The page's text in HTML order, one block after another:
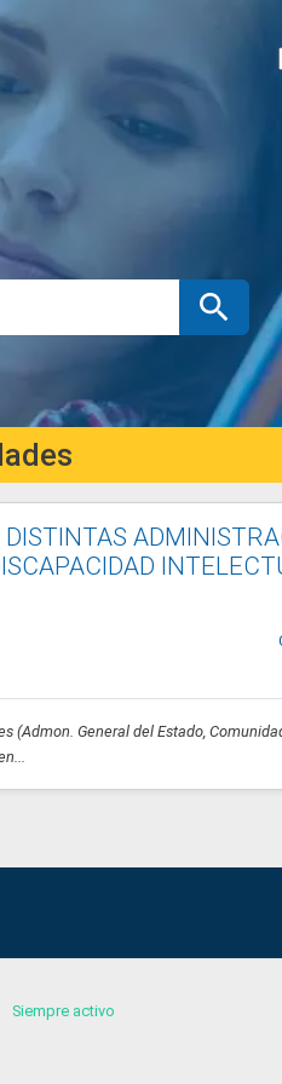
(Admon. General del Estado,
© COPYRIGHT 2026
Siempre activo